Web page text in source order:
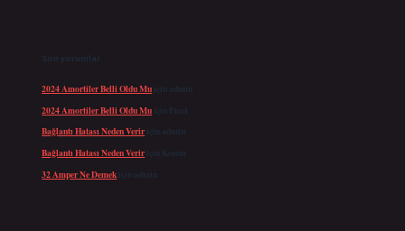
Son yorumlar
2024 Amortiler Belli Oldu Mu için admin
2024 Amortiler Belli Oldu Mu için Emel
Bağlantı Hatası Neden Verir için admin
Bağlantı Hatası Neden Verir için Kerem
32 Amper Ne Demek için admin